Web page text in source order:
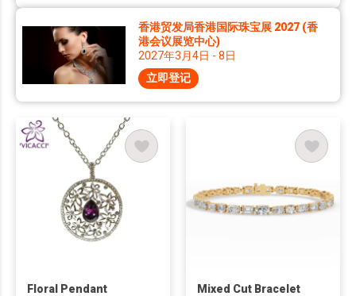
香港贸发局香港国际珠宝展 2027 (香
港会议展览中心)
2027年3月4日 - 8日
立即登记
Floral Pendant
Mixed Cut Bracelet